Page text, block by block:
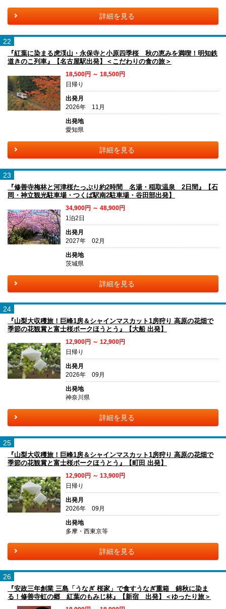
詳細を見る
22
『紅葉に染まる虎渓山・永保寺と小原四季桜 秋の恵みを満喫！明知鉄
道きのこ列車』【名古屋駅出発】＜こだわりの食の旅＞
18,500円 ～ 18,500円
日帰り
出発月
2026年 11月
出発地
愛知県
詳細を見る
23
『修善寺梅林と河津桜たっぷり約2時間 名湯・稲取温泉 2日間』【石
岡・神立観光駐車場・つくば駅南2駐車場・谷田部出発】
34,900円 ～ 48,900円
1泊2日
出発月
2027年 02月
出発地
茨城県
詳細を見る
24
『山梨大収穫旅！巨峰1房＆シャインマスカット1房狩り 高原の花畑で
季節の花観賞と富士桜ポークほうとう』【大船 出発】
12,900円 ～ 12,900円
日帰り
出発月
2026年 09月
出発地
神奈川県
詳細を見る
25
『山梨大収穫旅！巨峰1房＆シャインマスカット1房狩り 高原の花畑で
季節の花観賞と富士桜ポークほうとう』【町田 出発】
12,900円 ～ 13,900円
日帰り
出発月
2026年 09月
出発地
多摩・西東京等
詳細を見る
26
『安政三年創業 三島「うなぎ 桜家」で食すうなぎ重箱 錦秋に染ま
る！修善寺虹の郷 紅葉のもみじ林』【新宿 出発】＜ゆったり旅＞